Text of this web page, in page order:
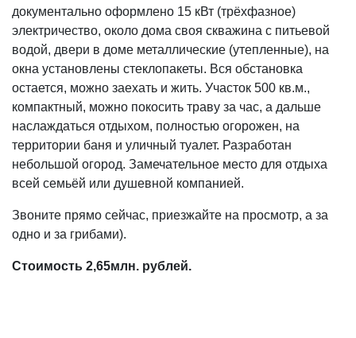
документально оформлено 15 кВт (трёхфазное)
электричество, около дома своя скважина с питьевой
водой, двери в доме металлические (утепленные), на
окна установлены стеклопакеты. Вся обстановка
остается, можно заехать и жить. Участок 500 кв.м.,
компактный, можно покосить траву за час, а дальше
наслаждаться отдыхом, полностью огорожен, на
территории баня и уличный туалет. Разработан
небольшой огород. Замечательное место для отдыха
всей семьёй или душевной компанией.
Звоните прямо сейчас, приезжайте на просмотр, а за
одно и за грибами).
Стоимость 2,65млн. рублей.